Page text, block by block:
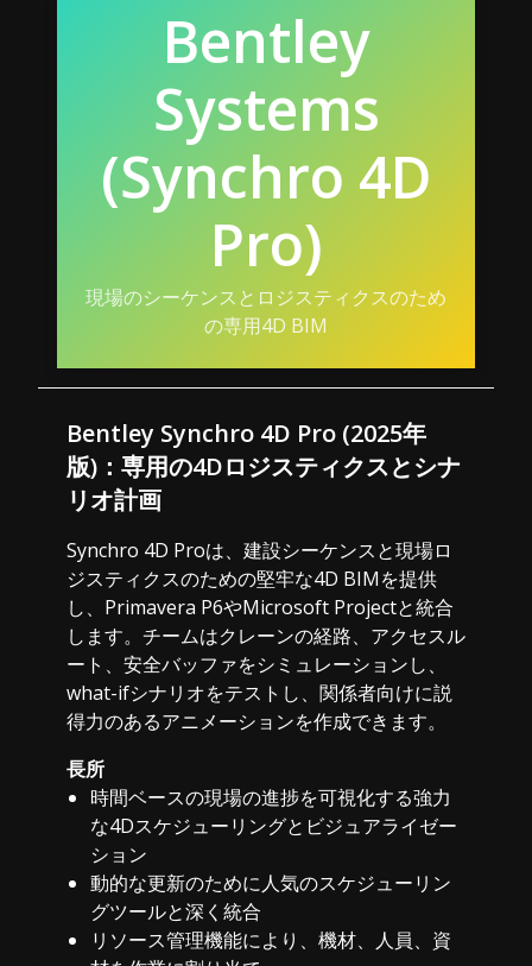
Bentley
Systems
(Synchro 4D
Pro)
現場のシーケンスとロジスティクスのため
の専用4D BIM
Bentley Synchro 4D Pro (2025年
版)：専用の4Dロジスティクスとシナ
リオ計画
Synchro 4D Proは、建設シーケンスと現場ロ
ジスティクスのための堅牢な4D BIMを提供
し、Primavera P6やMicrosoft Projectと統合
します。チームはクレーンの経路、アクセスル
ート、安全バッファをシミュレーションし、
what-ifシナリオをテストし、関係者向けに説
得力のあるアニメーションを作成できます。
長所
時間ベースの現場の進捗を可視化する強力
な4Dスケジューリングとビジュアライゼー
ション
動的な更新のために人気のスケジューリン
グツールと深く統合
リソース管理機能により、機材、人員、資